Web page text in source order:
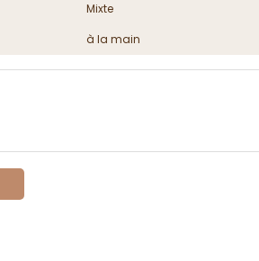
Mixte
à la main